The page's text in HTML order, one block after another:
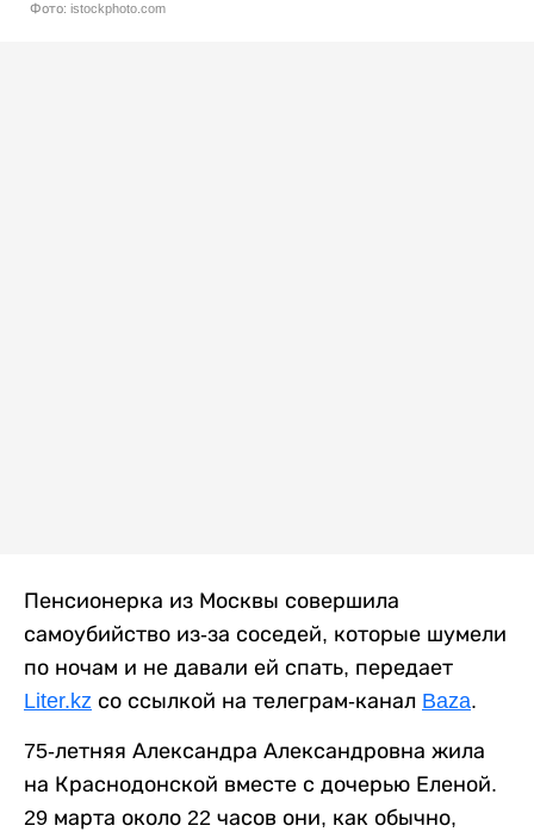
Фото: istockphoto.com
Пенсионерка из Москвы совершила
самоубийство из-за соседей, которые шумели
по ночам и не давали ей спать, передает
Liter.kz со ссылкой на телеграм-канал Baza.
75-летняя Александра Александровна жила
на Краснодонской вместе с дочерью Еленой.
29 марта около 22 часов они, как обычно,